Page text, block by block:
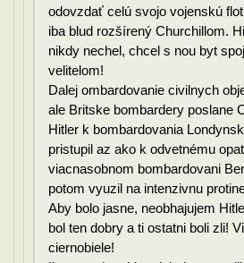
odovzdať celú svojo vojenskú
iba blud rozšírený Churchillom.
nikdy nechel, chcel s nou byt
velitelom!
Dalej ombardovanie civilnych
ale Britske bombardery poslane
Hitler k bombardovania
pristupil az ako k odvetnému
viacnasobnom bombardovani
potom vyuzil na intenzivnu
Aby bolo jasne, neobhajujem
bol ten dobry a ti ostatni boli zli!
ciernobiele!